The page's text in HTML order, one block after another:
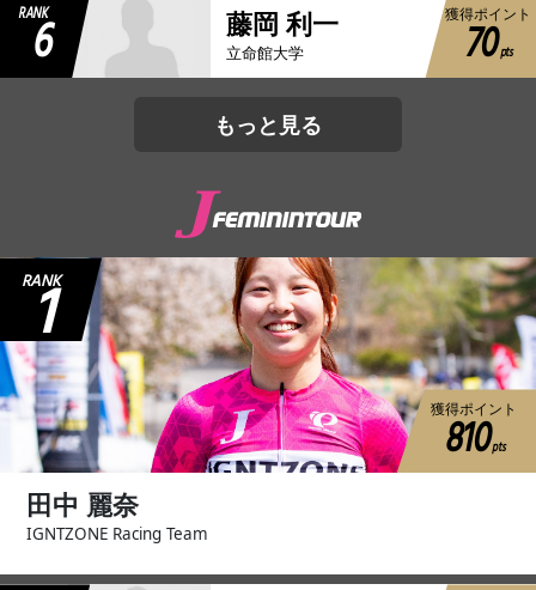
RANK
6 藤岡 利一
立命館大学
獲得ポイント
70pts
もっと見る
RANK
1
獲得ポイント
810pts
田中 麗奈
IGNTZONE Racing Team